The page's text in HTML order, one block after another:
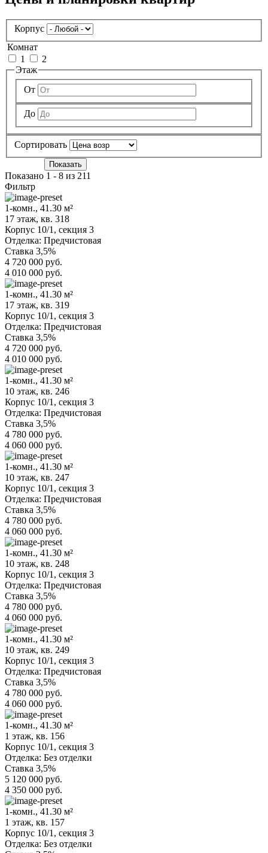
Корпус
Комнат
1
2
Этаж
От
До
Сортировать
Показать
Показано 1 - 8 из 211
Фильтр
1-комн., 41.30 м²
17 этаж, кв. 318
Корпус 10/1, секция 3
Отделка: Предчистовая
Ставка 3,5%
4 720 000 руб.
4 010 000 руб.
1-комн., 41.30 м²
17 этаж, кв. 319
Корпус 10/1, секция 3
Отделка: Предчистовая
Ставка 3,5%
4 720 000 руб.
4 010 000 руб.
1-комн., 41.30 м²
10 этаж, кв. 246
Корпус 10/1, секция 3
Отделка: Предчистовая
Ставка 3,5%
4 780 000 руб.
4 060 000 руб.
1-комн., 41.30 м²
10 этаж, кв. 247
Корпус 10/1, секция 3
Отделка: Предчистовая
Ставка 3,5%
4 780 000 руб.
4 060 000 руб.
1-комн., 41.30 м²
10 этаж, кв. 248
Корпус 10/1, секция 3
Отделка: Предчистовая
Ставка 3,5%
4 780 000 руб.
4 060 000 руб.
1-комн., 41.30 м²
10 этаж, кв. 249
Корпус 10/1, секция 3
Отделка: Предчистовая
Ставка 3,5%
4 780 000 руб.
4 060 000 руб.
1-комн., 41.30 м²
1 этаж, кв. 156
Корпус 10/1, секция 3
Отделка: Без отделки
Ставка 3,5%
5 120 000 руб.
4 350 000 руб.
1-комн., 41.30 м²
1 этаж, кв. 157
Корпус 10/1, секция 3
Отделка: Без отделки